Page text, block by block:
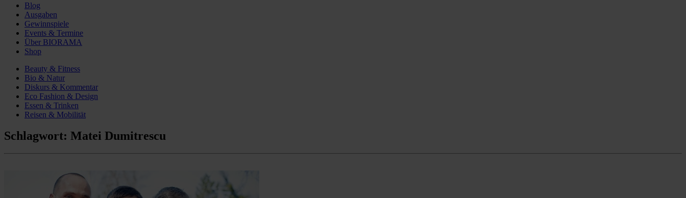
Blog
Ausgaben
Gewinnspiele
Events & Termine
Über BIORAMA
Shop
Beauty & Fitness
Bio & Natur
Diskurs & Kommentar
Eco Fashion & Design
Essen & Trinken
Reisen & Mobilität
Schlagwort: Matei Dumitrescu